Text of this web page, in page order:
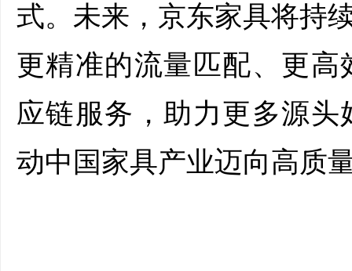
式。未来，京东家具将持
更精准的流量匹配、更
应链服务，助力更多源
动中国家具产业迈向高质